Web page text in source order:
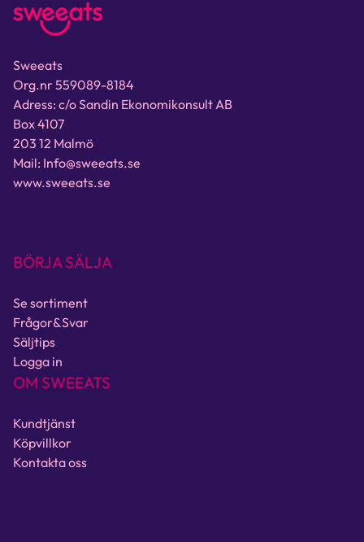
Sweeats
Org.nr 559089-8184
Adress: c/o Sandin Ekonomikonsult AB
Box 4107
203 12 Malmö
Mail: Info@sweeats.se
www.sweeats.se
BÖRJA SÄLJA
Se sortiment
Frågor&Svar
Säljtips
Logga in
OM SWEEATS
Kundtjänst
Köpvillkor
Kontakta oss